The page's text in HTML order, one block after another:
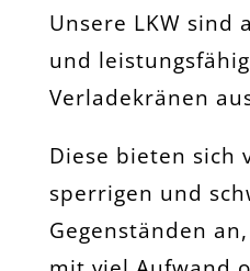
Unsere LKW sind
und
Verladekränen
Diese bieten sich
sperrigen und
Gegenständen